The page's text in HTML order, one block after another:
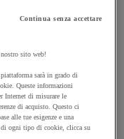
di stoccaggio
Continua senza accettare
sito web!
sarà in grado di
Queste informazioni
Internet di misurare le
di acquisto. Questo ci
alle tue esigenze e una
ogni tipo di cookie, clicca su